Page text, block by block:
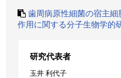
歯周病原性細菌の宿主
作用に関する分子生物学的
研究代表者
玉井 利代子